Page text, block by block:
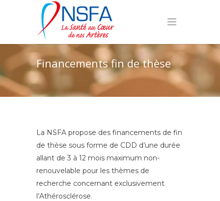
Financements fin de thèse
La NSFA propose des financements de fin
de thèse sous forme de CDD d’une durée
allant de 3 à 12 mois maximum non-
renouvelable pour les thèmes de
recherche concernant exclusivement
l’Athérosclérose.